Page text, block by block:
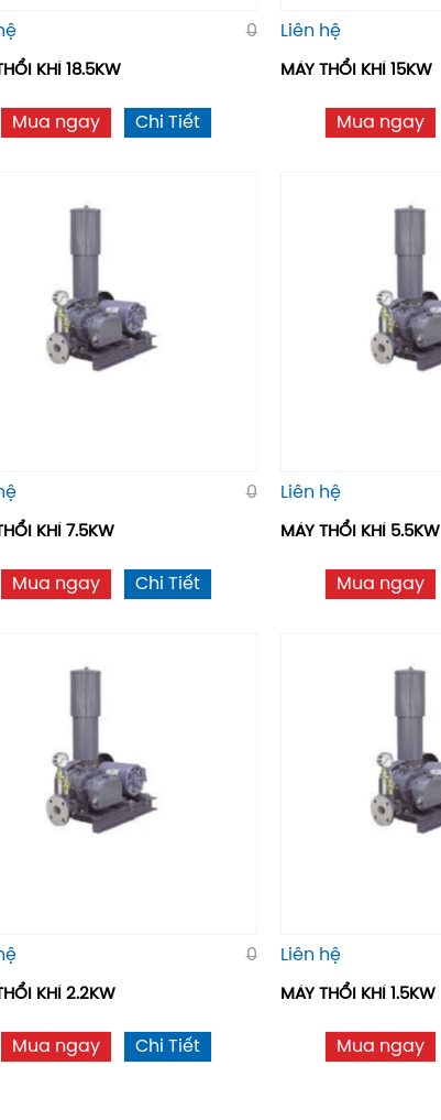
0
KHÍ 18.5KW
Mua ngay Chi Tiết
Liên hệ
MÁY THỔI KHÍ 15KW
Mua ngay
0
KHÍ 7.5KW
Mua ngay Chi Tiết
Liên hệ
MÁY THỔI KHÍ 5.5KW
Mua ngay
0
KHÍ 2.2KW
Mua ngay Chi Tiết
Liên hệ
MÁY THỔI KHÍ 1.5KW
Mua ngay